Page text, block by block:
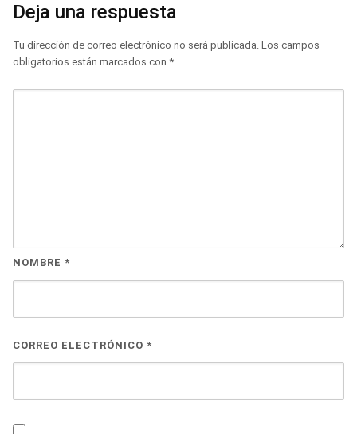
Deja una respuesta
Tu dirección de correo electrónico no será publicada. Los campos
obligatorios están marcados con *
NOMBRE *
CORREO ELECTRÓNICO *